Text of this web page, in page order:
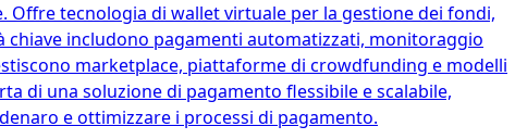
tecnologia di wallet virtuale per la gestione dei fondi,
includono pagamenti automatizzati, monitoraggio
marketplace, piattaforme di crowdfunding e modelli
di una soluzione di pagamento flessibile e scalabile,
e ottimizzare i processi di pagamento.